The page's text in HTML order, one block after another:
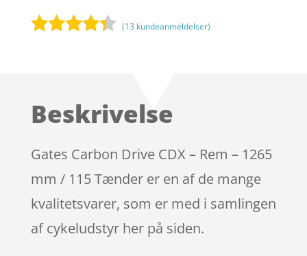
på
mmelser
(13 kundeanmeldelser)
Beskrivelse
Gates Carbon Drive CDX – Rem – 1265
mm / 115 Tænder er en af de mange
kvalitetsvarer, som er med i samlingen
af cykeludstyr her på siden.